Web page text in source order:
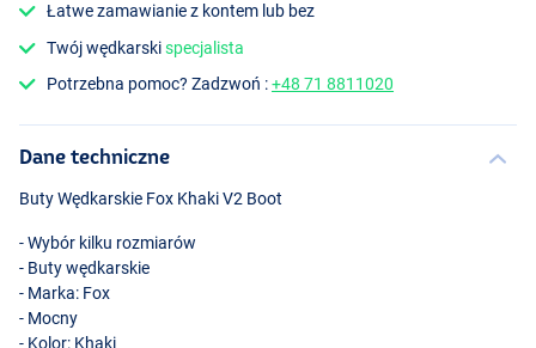
Łatwe zamawianie z kontem lub bez
Twój wędkarskispecjalista
Potrzebna pomoc? Zadzwoń :+48 71 8811020
Dane techniczne
Buty Wędkarskie Fox Khaki V2 Boot
- Wybór kilku rozmiarów
- Buty wędkarskie
- Marka: Fox
- Mocny
- Kolor: Khaki